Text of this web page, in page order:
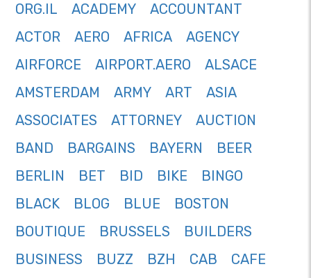
ORG.IL
ACADEMY
ACCOUNTANT
ACTOR
AERO AFRICA
AGENCY
AIRFORCE
AIRPORT.AERO
ALSACE
AMSTERDAM
ARMY ART
ASIA
ASSOCIATES
ATTORNEY
AUCTION
BAND
BARGAINS BAYERN
BEER
BERLIN
BET BID BIKE
BINGO
BLACK
BLOG BLUE
BOSTON
BOUTIQUE
BRUSSELS
BUILDERS
BUSINESS
BUZZ BZH CAB
CAFE